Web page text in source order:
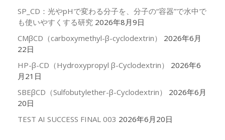
SP_CD：光やpHで変わる分子を、分子の“容器”で水中で
も使いやすくする研究 2026年8月9日
CMβCD（carboxymethyl-β-cyclodextrin）
2026年6月
22日
HP-β-CD（Hydroxypropyl β-Cyclodextrin）
2026年6
月21日
SBEβCD（Sulfobutylether-β-Cyclodextrin）
2026年6月
20日
TEST AI SUCCESS FINAL 003 2026年6月20日